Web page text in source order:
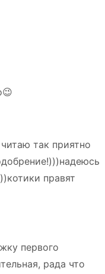
так приятно
правят
первого
рада что